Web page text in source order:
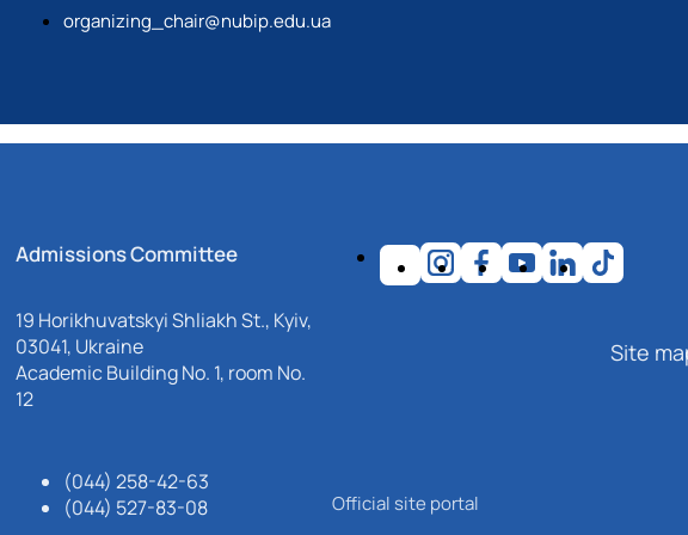
organizing_chair@nubip.edu.ua
Admissions Committee
19 Horikhuvatskyi Shliakh St., Kyiv,
03041, Ukraine
Academic Building No. 1, room No.
12
(044) 258-42-63
(044) 527-83-08
Site
Official site portal